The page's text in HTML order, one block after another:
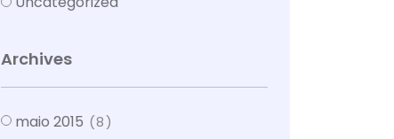
Archives
maio 2015 (8)